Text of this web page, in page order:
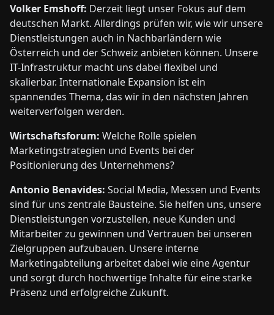
Volker Emshoff: Derzeit liegt unser Fokus auf dem
deutschen Markt. Allerdings prüfen wir, wie wir unsere
Dienstleistungen auch in Nachbarländern wie
Österreich und der Schweiz anbieten können. Unsere
IT-Infrastruktur macht uns dabei flexibel und
skalierbar. Internationale Expansion ist ein
spannendes Thema, das wir in den nächsten Jahren
weiterverfolgen werden.
Wirtschaftsforum: Welche Rolle spielen
Marketingstrategien und Events bei der
Positionierung des Unternehmens?
Antonio Benavides: Social Media, Messen und Events
sind für uns zentrale Bausteine. Sie helfen uns, unsere
Dienstleistungen vorzustellen, neue Kunden und
Mitarbeiter zu gewinnen und Vertrauen bei unseren
Zielgruppen aufzubauen. Unsere interne
Marketingabteilung arbeitet dabei wie eine Agentur
und sorgt durch hochwertige Inhalte für eine starke
Präsenz und erfolgreiche Zukunft.